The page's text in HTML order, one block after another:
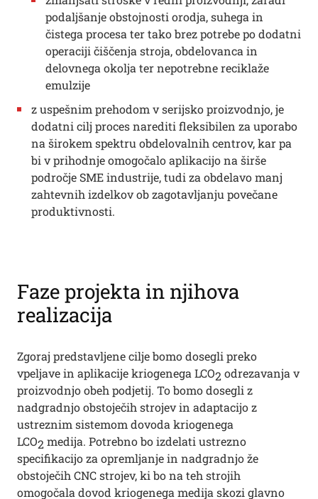
podaljšanje obstojnosti orodja, suhega in
čistega procesa ter tako brez potrebe po dodatni
operaciji čiščenja stroja, obdelovanca in
delovnega okolja ter nepotrebne reciklaže
emulzije
z uspešnim prehodom v serijsko proizvodnjo, je
dodatni cilj proces narediti fleksibilen za uporabo
na širokem spektru obdelovalnih centrov, kar pa
bi v prihodnje omogočalo aplikacijo na širše
področje SME industrije, tudi za obdelavo manj
zahtevnih izdelkov ob zagotavljanju povečane
produktivnosti.
Faze projekta in njihova
realizacija
Zgoraj predstavljene cilje bomo dosegli preko
vpeljave in aplikacije kriogenega LCO2odrezavanja v
proizvodnjo obeh podjetij. To bomo dosegli z
nadgradnjo obstoječih strojev in adaptacijo z
ustreznim sistemom dovoda kriogenega
LCO2medija. Potrebno bo izdelati ustrezno
specifikacijo za opremljanje in nadgradnjo že
obstoječih CNC strojev, ki bo na teh strojih
omogočala dovod kriogenega medija skozi glavno